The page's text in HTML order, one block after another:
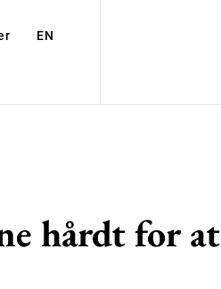
EN
hårdt for at